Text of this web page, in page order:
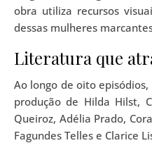
obra utiliza recursos
dessas mulheres
Literatura que
Ao longo de oito
produção de Hilda Hilst,
Queiroz, Adélia Prado,
Fagundes Telles e Clarice